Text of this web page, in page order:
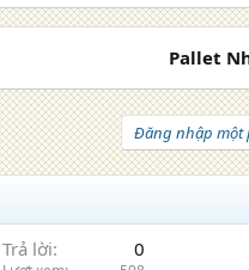
Pallet
Đăng nhập một
Trả lời 0